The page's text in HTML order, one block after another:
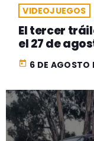
VIDEOJUEGOS
El tercer
el 27 de
today 6 DE AGOSTO